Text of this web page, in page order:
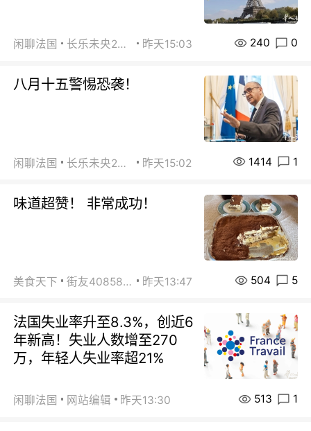
闲聊法国 长乐未央2015 昨天15:03 240 0
八月十五警惕恐袭！
闲聊法国 长乐未央2015 昨天15:02 1414 1
味道超赞！ 非常成功！
美食天下 街友40858442 昨天13:47 504 5
法国失业率升至8.3%，创近6
年新高！失业人数增至270
万，年轻人失业率超21%
闲聊法国 网站编辑 昨天13:30 513 1